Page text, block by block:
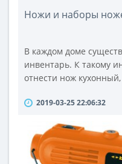
Ножи и наборы
В каждом доме
инвентарь. К такому
отнести нож
представить свою
приготавливаются
которых нужна
мяса, филе или рыбы.
2019-03-25 22:06:32